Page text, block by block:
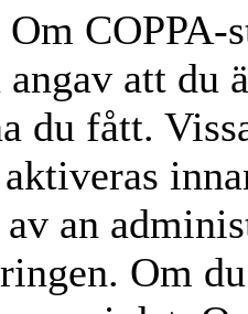
Om
att du
du fått.
an
Om